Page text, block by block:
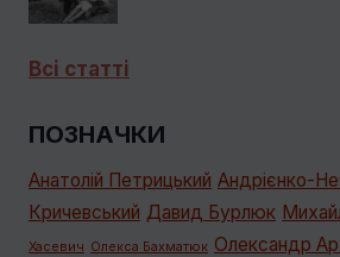
Всі статті
ПОЗНАЧКИ
Анатолій Петрицький Андрієнко-
Кричевський Давид Бурлюк
Хасевич Олекса Бахматюк Олександр